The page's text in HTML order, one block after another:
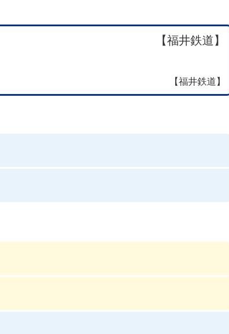
【福井鉄道】
【福井鉄道】